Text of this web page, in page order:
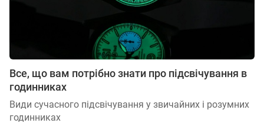
Все, що вам потрібно знати про підсвічування в
годинниках
Види сучасного підсвічування у звичайних і розумних
годинниках